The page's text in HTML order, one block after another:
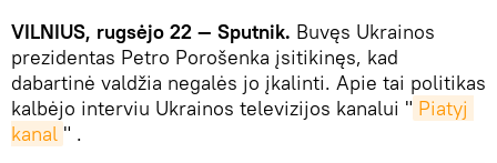
VILNIUS, rugsėjo 22 — Sputnik. Buvęs Ukrainos
prezidentas Petro Porošenka įsitikinęs, kad
dabartinė valdžia negalės jo įkalinti. Apie tai politikas
kalbėjo interviu Ukrainos televizijos kanalui " Piatyj
kanal " .